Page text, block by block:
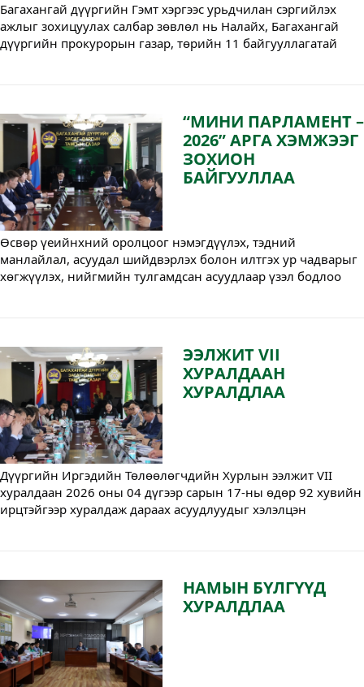
Багахангай дүүргийн Гэмт хэргээс урьдчилан сэргийлэх
ажлыг зохицуулах салбар зөвлөл нь Налайх, Багахангай
дүүргийн прокурорын газар, төрийн 11 байгууллагатай
“МИНИ ПАРЛАМЕНТ –
2026” АРГА ХЭМЖЭЭГ
ЗОХИОН
БАЙГУУЛЛАА
Өсвөр үеийнхний оролцоог нэмэгдүүлэх, тэдний
манлайлал, асуудал шийдвэрлэх болон илтгэх ур чадварыг
хөгжүүлэх, нийгмийн тулгамдсан асуудлаар үзэл бодлоо
ЭЭЛЖИТ VII
ХУРАЛДААН
ХУРАЛДЛАА
Дүүргийн Иргэдийн Төлөөлөгчдийн Хурлын ээлжит VII
хуралдаан 2026 оны 04 дүгээр сарын 17-ны өдөр 92 хувийн
ирцтэйгээр хуралдаж дараах асуудлуудыг хэлэлцэн
НАМЫН БҮЛГҮҮД
ХУРАЛДЛАА